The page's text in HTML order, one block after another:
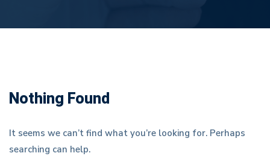
Nothing Found
It seems we can’t find what you’re looking for. Perhaps
searching can help.